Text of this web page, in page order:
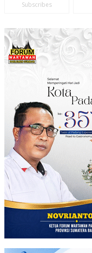
Subscribes